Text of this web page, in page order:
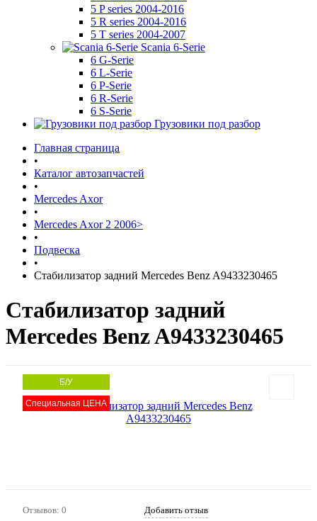
5 P series 2004-2016
5 R series 2004-2016
5 T series 2004-2007
Scania 6-Serie
6 G-Serie
6 L-Serie
6 P-Serie
6 R-Serie
6 S-Serie
Грузовики под разбор
Главная страница
•
Каталог автозапчастей
•
Mercedes Axor
•
Mercedes Axor 2 2006>
•
Подвеска
•
Стабилизатор задний Mercedes Benz A9433230465
Стабилизатор задний
Mercedes Benz A9433230465
Б/У
Специальная ЦЕНА
Отзывов: 0
Добавить отзыв